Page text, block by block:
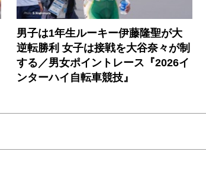
男子は1年生ルーキー伊藤隆聖が大
逆転勝利 女子は接戦を大谷奈々が制
する／男女ポイントレース『2026イ
ンターハイ自転車競技』